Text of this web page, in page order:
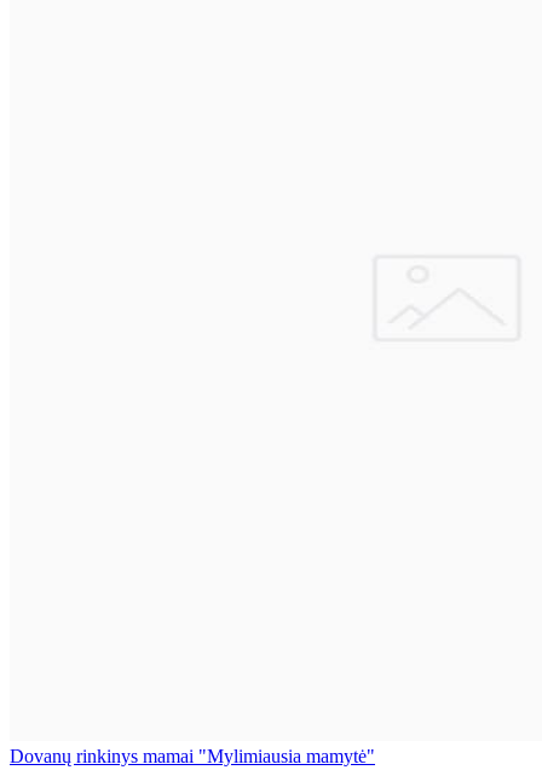
Dovanų rinkinys mamai "Mylimiausia mamytė"